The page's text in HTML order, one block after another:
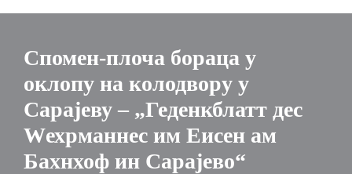
Спомен-плоча бораца у
оклопу на колодвору у
Сарајеву – „Геденкблатт дес
Wехрманнес им Еисен ам
Бахнхоф ин Сарајево“